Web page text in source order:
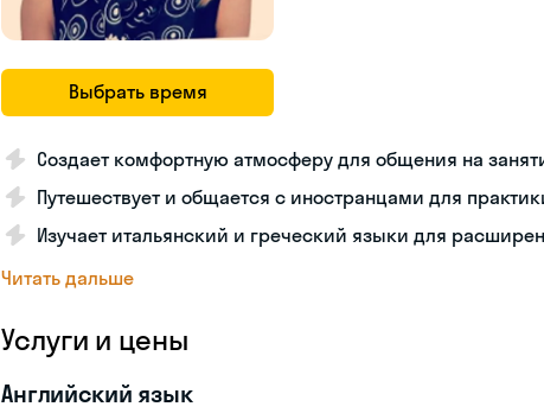
Выбрать время
Создает комфортную атмосферу для общения на
Путешествует и общается с иностранцами для
Изучает итальянский и греческий языки для
Читать дальше
Услуги и цены
Английский язык